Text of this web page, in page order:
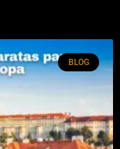
BLOG